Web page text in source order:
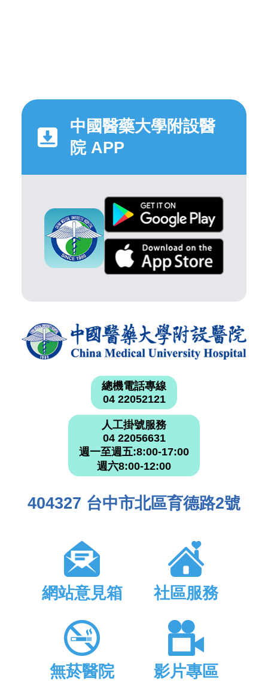
中國醫藥大學附設醫
院 APP
總機電話專線
04 22052121
人工掛號服務
04 22056631
週一至週五:8:00-17:00
週六8:00-12:00
404327 台中市北區育德路2號
網站意見箱 社區服務
無菸醫院 影片專區